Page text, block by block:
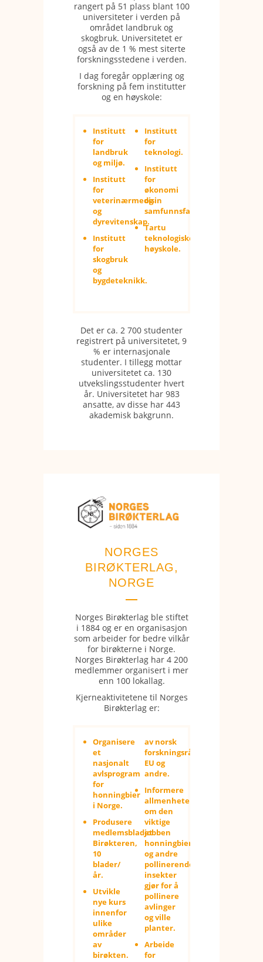
rangert på 51 plass blant 100
universiteter i verden på
området landbruk og
skogbruk. Universitetet er
også av de 1 % mest siterte
forskningsstedene i verden.
I dag foregår opplæring og
forskning på fem institutter
og en høyskole:
Institutt
for
landbruk
og miljø.
Institutt
for
veterinærmedisin
og
dyrevitenskap.
Institutt
for
skogbruk
og
bygdeteknikk.
Institutt
for
teknologi.
Institutt
for
økonomi
og
samfunnsfag.
Tartu
teknologiske
høyskole.
Det er ca. 2 700 studenter
registrert på universitetet, 9
% er internasjonale
studenter. I tillegg mottar
universitetet ca. 130
utvekslingsstudenter hvert
år. Universitetet har 983
ansatte, av disse har 443
akademisk bakgrunn.
NORGES
BIRØKTERLAG,
NORGE
Norges Birøkterlag ble stiftet
i 1884 og er en organisasjon
som arbeider for bedre vilkår
for birøkterne i Norge.
Norges Birøkterlag har 4 200
medlemmer organisert i mer
enn 100 lokallag.
Kjerneaktivitetene til Norges
Birøkterlag er:
Organisere
et
nasjonalt
avlsprogram
for
honningbier
i Norge.
Produsere
medlemsbladet
Birøkteren,
10
blader/
år.
Utvikle
nye kurs
innenfor
ulike
områder
av
birøkten.
av norsk
forskningsråd,
EU og
andre.
Informere
allmenheten
om den
viktige
jobben
honningbier
og andre
pollinerende
insekter
gjør for å
pollinere
avlinger
og ville
planter.
Arbeide
for